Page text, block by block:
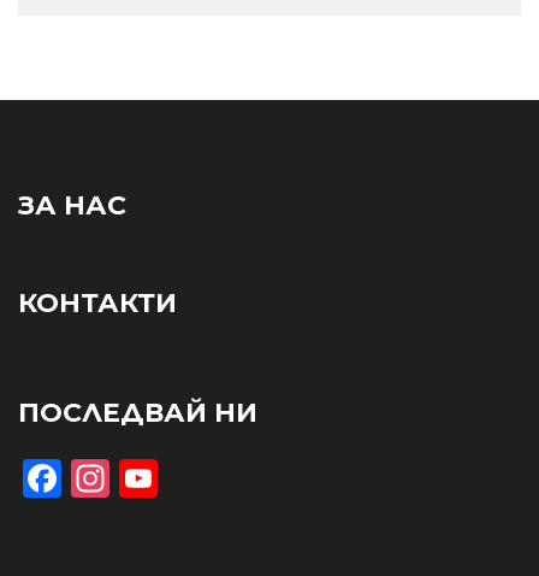
ЗА НАС
КОНТАКТИ
ПОСЛЕДВАЙ НИ
Facebook
Instagram